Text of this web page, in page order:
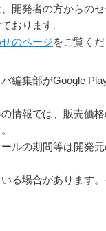
開発者の方からの
おります。
のページをご覧くだ
編集部がGoogle
情報では、販売価
ルの期間等は開発
る場合があります